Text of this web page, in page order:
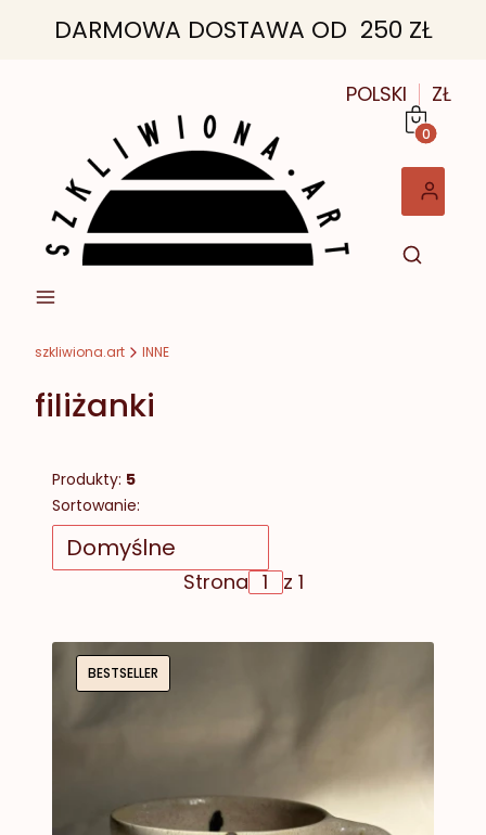
DARMOWA DOSTAWA OD 250 ZŁ
POLSKI ZŁ
szkliwiona.art INNE
filiżanki
Produkty: 5
Lista produktów
Sortowanie:
Domyślne
Strona z 1
BESTSELLER